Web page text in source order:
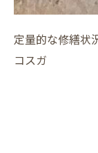
定量的な修繕状
コスガ